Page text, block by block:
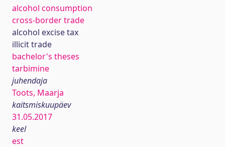
alcohol consumption
cross-border trade
alcohol excise tax
illicit trade
bachelor's theses
tarbimine
juhendaja
Toots, Maarja
kaitsmiskuupäev
31.05.2017
keel
est